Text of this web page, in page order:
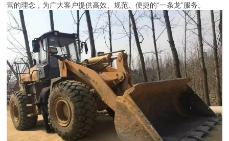
营的理念，为广大客户提供高效、规范、便捷的“一条龙”服务。